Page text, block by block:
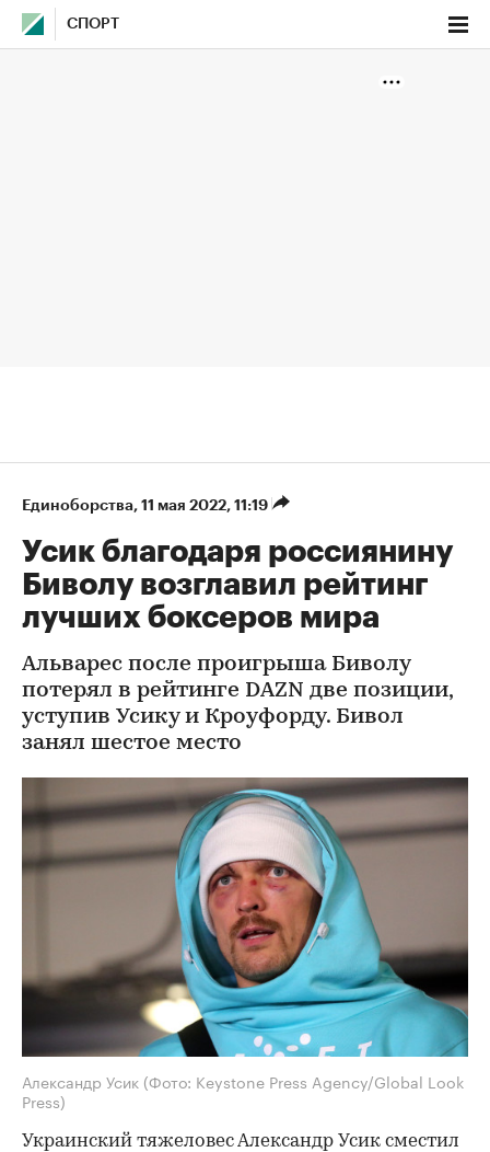
СПОРТ
Единоборства⁠, 11 мая 2022, 11:19
Усик благодаря россиянину
Биволу возглавил рейтинг
лучших боксеров мира
Альварес после проигрыша Биволу
потерял в рейтинге DAZN две позиции,
уступив Усику и Кроуфорду. Бивол
занял шестое место
Александр Усик (Фото: Keystone Press Agency/Global Look
Press)
Украинский тяжеловес Александр Усик сместил